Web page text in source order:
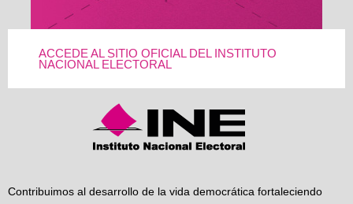
ACCEDE AL SITIO OFICIAL DEL INSTITUTO
NACIONAL ELECTORAL
Contribuimos al desarrollo de la vida democrática fortaleciendo